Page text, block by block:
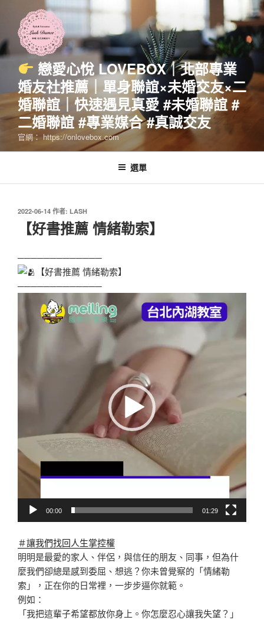
要
戀愛心悅 LOVEBOX｜北部專業
婚友社推薦｜單身聯誼×未婚交友×二
婚聯誼｜快速遇見真愛 #未婚聯誼 #
二婚聯誼 #專業媒合 #真誠交友
官網： https://onlovebox.com
選單
發
2022-06-14 作者: LASH
【好書推薦 情緒勒索】
─────────────
【好書推薦 情緒勒索】
─────────────
放
器
00:00 01:29
＃讓我們找回人生掌控權
明明是最愛的家人、伴侶，與信任的朋友、同事，但為什
麼我們卻總是感到委屈、想逃？你未曾覺察的「情緒勒
索」，正在你的日常裡，一步步逼你就範。
例如：
「我把這輩子希望都放你身上。你怎麼忍心讓我失望？」